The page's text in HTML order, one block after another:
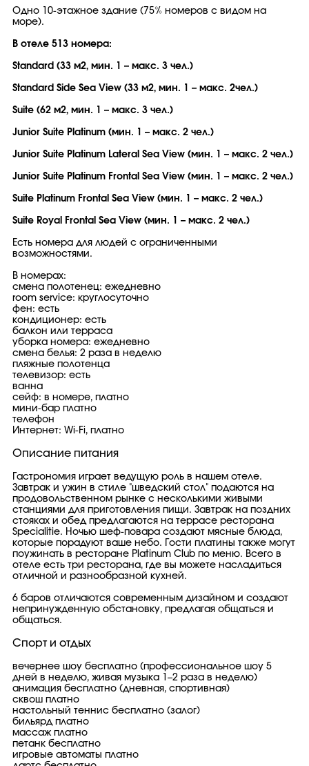
Одно 10-этажное здание (75% номеров с видом на
море).
В отеле 513 номера:
Standard (33 м2, мин. 1 – макс. 3 чел.)
Standard Side Sea View (33 м2, мин. 1 – макс. 2чел.)
Suite (62 м2, мин. 1 – макс. 3 чел.)
Junior Suite Platinum (мин. 1 – макс. 2 чел.)
Junior Suite Platinum Lateral Sea View (мин. 1 – макс. 2 чел.)
Junior Suite Platinum Frontal Sea View (мин. 1 – макс. 2 чел.)
Suite Platinum Frontal Sea View (мин. 1 – макс. 2 чел.)
Suite Royal Frontal Sea View (мин. 1 – макс. 2 чел.)
Есть номера для людей с ограниченными
возможностями.
В номерах:
смена полотенец: ежедневно
room service: круглосуточно
фен: есть
кондиционер: есть
балкон или терраса
уборка номера: ежедневно
смена белья: 2 раза в неделю
пляжные полотенца
телевизор: есть
ванна
сейф: в номере, платно
мини-бар платно
телефон
Интернет: Wi-Fi, платно
Описание питания
Гастрономия играет ведущую роль в нашем отеле.
Завтрак и ужин в стиле "шведский стол" подаются на
продовольственном рынке с несколькими живыми
станциями для приготовления пищи. Завтрак на поздних
стояках и обед предлагаются на террасе ресторана
Specialitie. Ночью шеф-повара создают мясные блюда,
которые порадуют ваше небо. Гости платины также могут
поужинать в ресторане Platinum Club по меню. Всего в
отеле есть три ресторана, где вы можете насладиться
отличной и разнообразной кухней.
6 баров отличаются современным дизайном и создают
непринужденную обстановку, предлагая общаться и
общаться.
Спорт и отдых
вечернее шоу бесплатно (профессиональное шоу 5
дней в неделю, живая музыка 1–2 раза в неделю)
анимация бесплатно (дневная, спортивная)
сквош платно
настольный теннис бесплатно (залог)
бильярд платно
массаж платно
петанк бесплатно
игровые автоматы платно